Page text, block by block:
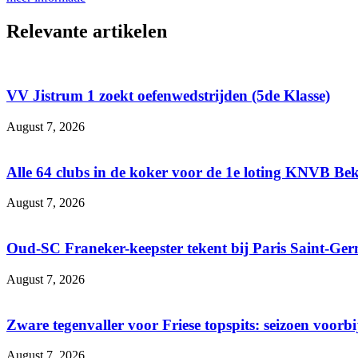
Relevante artikelen
VV Jistrum 1 zoekt oefenwedstrijden (5de Klasse)
August 7, 2026
Alle 64 clubs in de koker voor de 1e loting KNVB
August 7, 2026
Oud-SC Franeker-keepster tekent bij Paris Saint-
August 7, 2026
Zware tegenvaller voor Friese topspits: seizoen